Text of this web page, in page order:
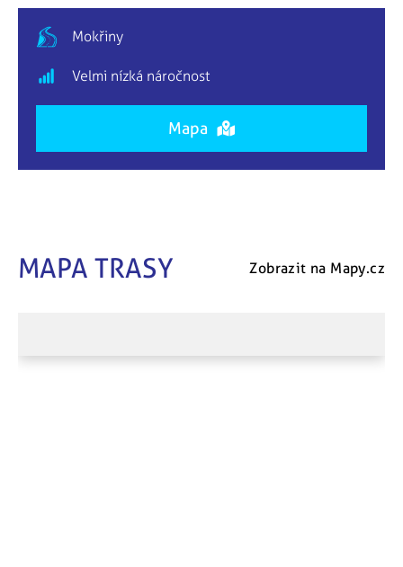
Mokřiny
Velmi nízká náročnost
Mapa
MAPA TRASY Zobrazit na Mapy.cz